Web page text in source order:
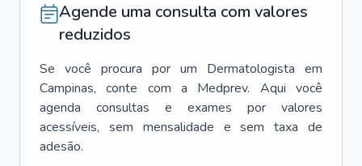
Agende uma consulta com valores
reduzidos
Se você procura por um Dermatologista em
Campinas, conte com a Medprev. Aqui você
agenda consultas e exames por valores
acessíveis, sem mensalidade e sem taxa de
adesão.